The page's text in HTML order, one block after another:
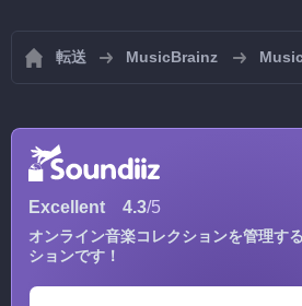
転送 MusicBrainz
Excellent 4.3/5
オンライン音楽コレクションを管理す
ションです！